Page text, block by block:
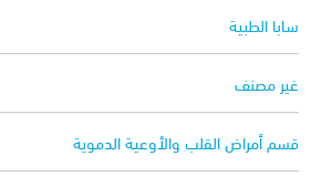
سابا الطبية
غير مصنف
قسم أمراض القلب والأوعية الدموية